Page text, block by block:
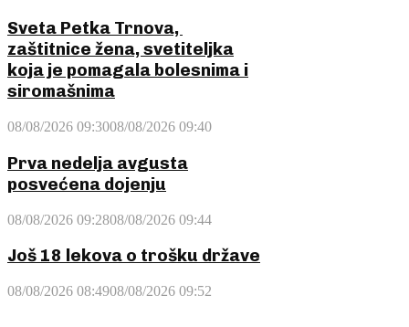
Sveta Petka Trnova,
zaštitnice žena, svetiteljka
koja je pomagala bolesnima i
siromašnima
08/08/2026 09:3008/08/2026 09:40
Prva nedelja avgusta
posvećena dojenju
08/08/2026 09:2808/08/2026 09:44
Još 18 lekova o trošku države
08/08/2026 08:4908/08/2026 09:52